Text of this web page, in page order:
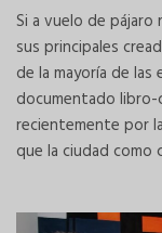
Si a vuelo de pájaro
sus principales
de la mayoría de
documentado
recientemente por
que la ciudad